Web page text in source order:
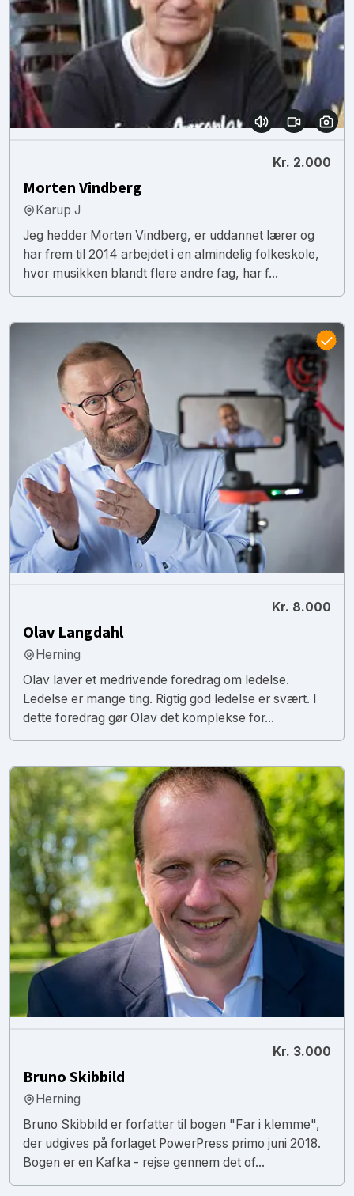
Kr. 2.000
Morten Vindberg
Karup J
Jeg hedder Morten Vindberg, er uddannet lærer og
har frem til 2014 arbejdet i en almindelig folkeskole,
hvor musikken blandt flere andre fag, har f...
Kr. 8.000
Olav Langdahl
Herning
Olav laver et medrivende foredrag om ledelse.
Ledelse er mange ting. Rigtig god ledelse er svært. I
dette foredrag gør Olav det komplekse for...
Kr. 3.000
Bruno Skibbild
Herning
Bruno Skibbild er forfatter til bogen "Far i klemme",
der udgives på forlaget PowerPress primo juni 2018.
Bogen er en Kafka - rejse gennem det of...